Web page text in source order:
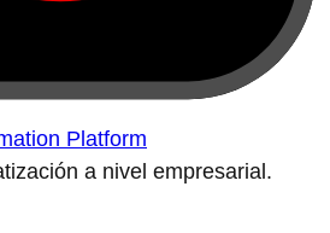
Platform
a nivel empresarial.